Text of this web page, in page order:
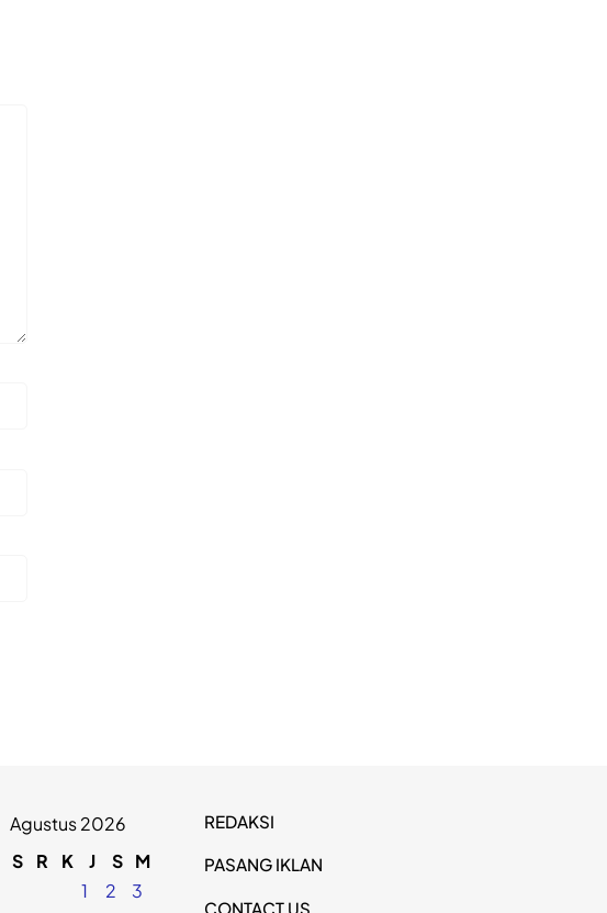
Agustus 2026
S R K J S M
1
2
3
REDAKSI
PASANG IKLAN
CONTACT US